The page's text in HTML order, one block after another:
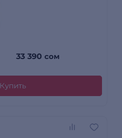
33 390 сом
Купить